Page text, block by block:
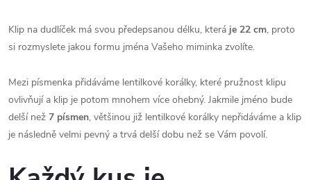
Klip na dudlíček má svou předepsanou délku, která je 22 cm, proto
si rozmyslete jakou formu jména Vašeho miminka zvolíte.
Mezi písmenka přidáváme lentilkové korálky, které pružnost klipu
ovlivňují a klip je potom mnohem více ohebný. Jakmile jméno bude
delší než 7 písmen, většinou již lentilkové korálky nepřidáváme a klip
je následně velmi pevný a trvá delší dobu než se Vám povolí.